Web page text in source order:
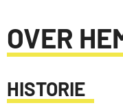
OVER
HISTORIE